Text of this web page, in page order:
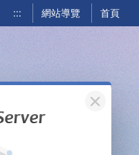
::: 網站導覽 首頁
關閉